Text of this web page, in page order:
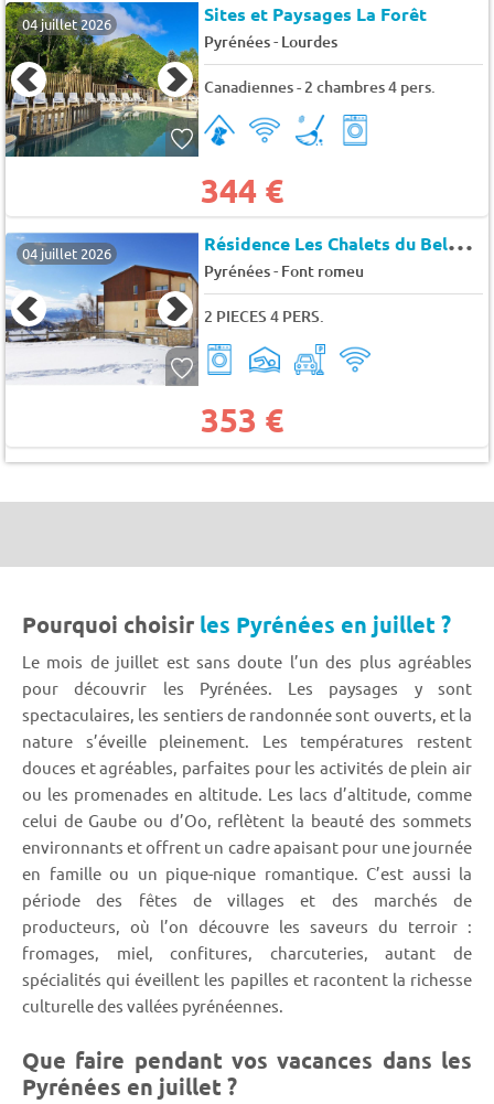
04 juillet 2026 Sites et Paysages La Forêt
Pyrénées- Lourdes
Canadiennes - 2 chambres 4 pers.
344 €
04 juillet 2026 R
ésidence Les Chalets du Belevedère
Pyrénées- Font romeu
2 PIECES 4 PERS.
353 €
Pourquoi choisir les Pyrénées en juillet ?
Le mois de juillet est sans doute l’un des plus agréables
pour découvrir les Pyrénées. Les paysages y sont
spectaculaires, les sentiers de randonnée sont ouverts, et la
nature s’éveille pleinement. Les températures restent
douces et agréables, parfaites pour les activités de plein air
ou les promenades en altitude. Les lacs d’altitude, comme
celui de Gaube ou d’Oo, reflètent la beauté des sommets
environnants et offrent un cadre apaisant pour une journée
en famille ou un pique-nique romantique. C’est aussi la
période des fêtes de villages et des marchés de
producteurs, où l’on découvre les saveurs du terroir :
fromages, miel, confitures, charcuteries, autant de
spécialités qui éveillent les papilles et racontent la richesse
culturelle des vallées pyrénéennes.
Que faire pendant vos vacances dans les
Pyrénées en juillet ?